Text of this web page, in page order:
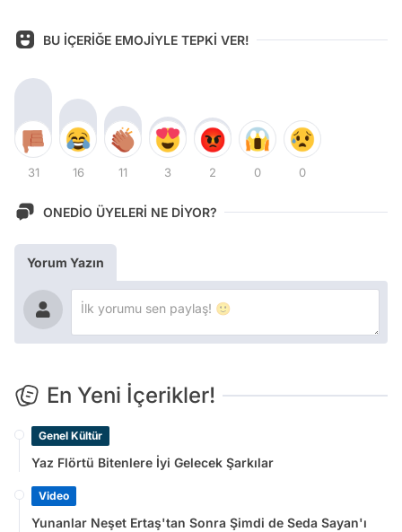
BU İÇERİĞE EMOJİYLE TEPKİ VER!
31 16 11 3 2 0 0
ONEDİO ÜYELERİ NE DİYOR?
Yorum Yazın
En Yeni İçerikler!
Genel Kültür
Yaz Flörtü Bitenlere İyi Gelecek Şarkılar
Video
Yunanlar Neşet Ertaş'tan Sonra Şimdi de Seda Sayan'ı